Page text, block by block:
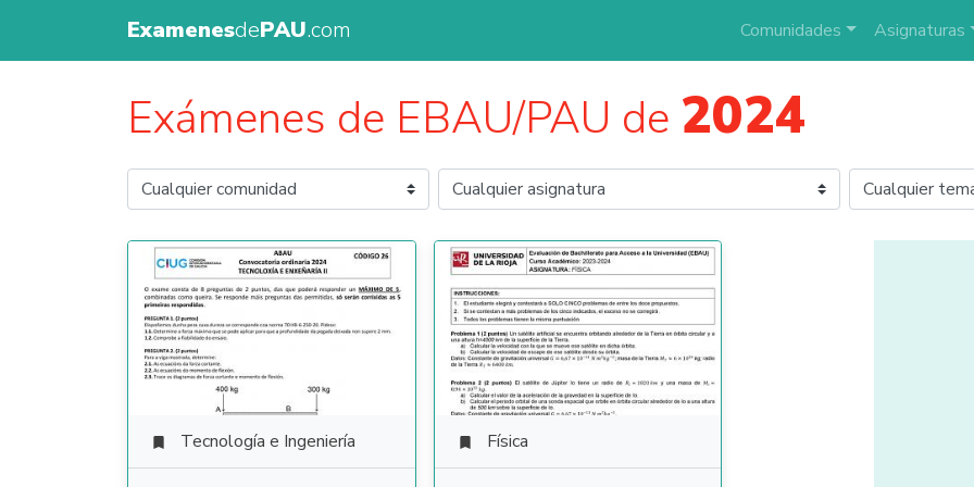
ExamenesdePAU.com Comunidades Asignaturas
Exámenes de EBAU/PAU de 2024
 Tecnología e Ingeniería  Física